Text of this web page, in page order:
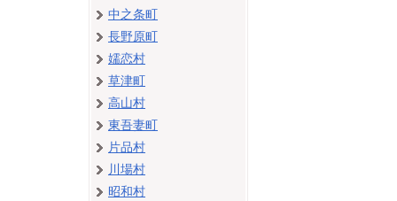
中之条町
長野原町
嬬恋村
草津町
高山村
東吾妻町
片品村
川場村
昭和村